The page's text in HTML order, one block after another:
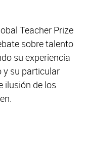
Teacher Prize
sobre talento
su experiencia
y su particular
ilusión de los